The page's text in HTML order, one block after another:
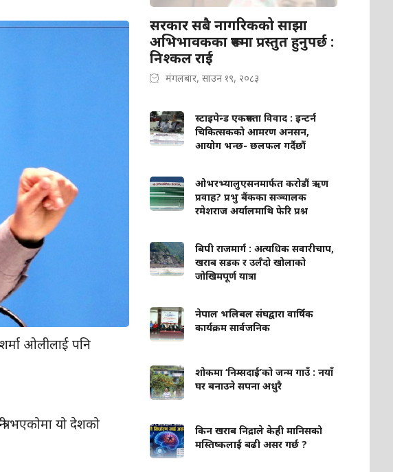
शर्मा ओलीलाई पनि
भएकोमा यो देशको
सरकार सबै नागरिकको साझा
अभिभावकका रूपमा प्रस्तुत हुनुपर्छ :
निश्कल राई
मंगलबार, साउन १९, २०८३
स्टाइपेन्ड एकरूपता विवाद : इन्टर्न
चिकित्सकको आमरण अनसन,
आयोग भन्छ- छलफल गर्दैछौं
ओभरभ्यालुएसनमार्फत करोडौं ऋण
प्रवाह? प्रभु बैंकका सञ्चालक
रमेशराज अर्यालमाथि फेरि प्रश्न
बिपी राजमार्ग : अत्यधिक सवारीचाप,
खराब सडक र उर्लँदो खोलाको
जोखिमपूर्ण यात्रा
नेपाल भलिबल संघद्वारा वार्षिक
कार्यक्रम सार्वजनिक
शोकमा ‘निम्सदाई’को जन्म गाउँ : नयाँ
घर बनाउने सपना अधुरै
किन खराब निद्राले केही मानिसको
मस्तिष्कलाई बढी असर गर्छ ?